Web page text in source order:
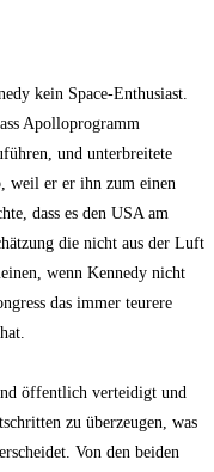
kein Space-Enthusiast.
Apolloprogramm
und unterbreitete
weil er er ihn zum einen
dass es den USA am
die nicht aus der Luft
wenn Kennedy nicht
das immer teurere
öffentlich verteidigt und
zu überzeugen, was
Von den beiden